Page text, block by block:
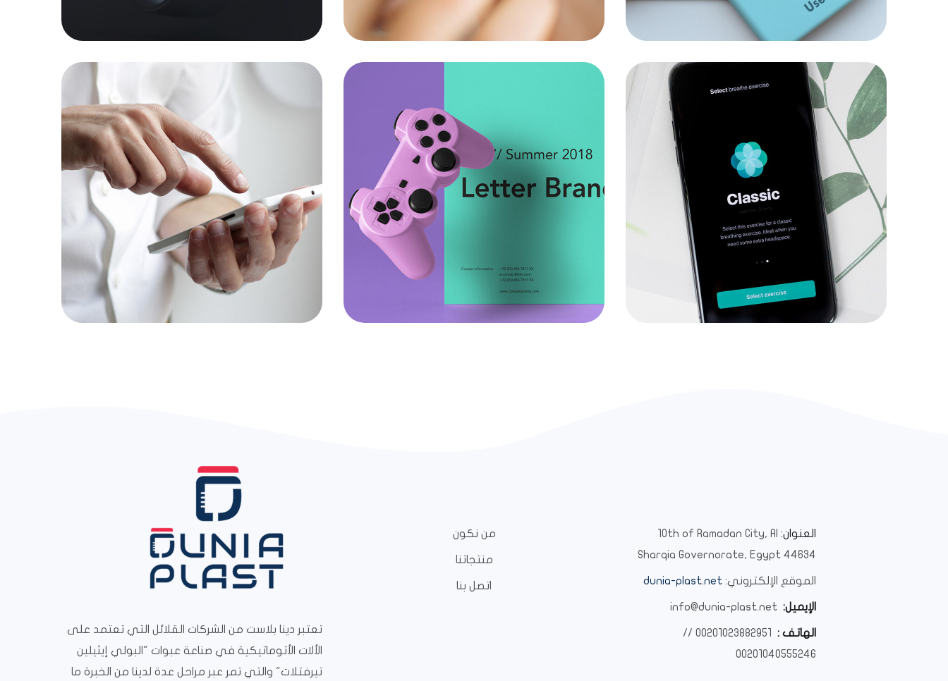
Creative Mind
BRANDING
Arcade Life
SOFTWARE
Inspiration
APPS
|
LANDINGS
تعتبر دينا بلاست من الشركات القلائل التي تعتمد على
الألات الأتوماتيكية في صناعة عبوات "البولي إيثيلين
تيرفتلات" والتي تمر عبر مراحل عدة لدينا من الخبرة ما
من نكون
منتجاتنا
اتصل بنا
العنوان: 10th of Ramadan City, Al
Sharqia Governorate, Egypt 44634
الموقع الإلكتروني: dunia-plast.net
الإيميل: info@dunia-plast.net
الهاتف : 0
0201023882951 //
00201040555246